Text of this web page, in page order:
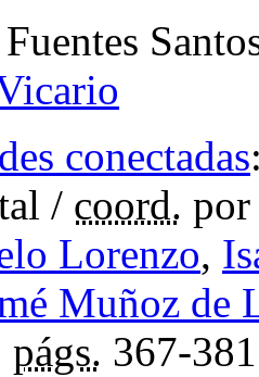
conectadas
/ coord.
Lorenzo,
Muñoz de
págs. 367-381